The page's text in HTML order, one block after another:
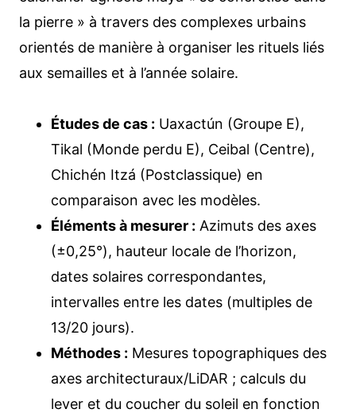
la pierre » à travers des complexes urbains
orientés de manière à organiser les rituels liés
aux semailles et à l’année solaire.
Études de cas : Uaxactún (Groupe E),
Tikal (Monde perdu E), Ceibal (Centre),
Chichén Itzá (Postclassique) en
comparaison avec les modèles.
Éléments à mesurer : Azimuts des axes
(±0,25°), hauteur locale de l’horizon,
dates solaires correspondantes,
intervalles entre les dates (multiples de
13/20 jours).
Méthodes : Mesures topographiques des
axes architecturaux/LiDAR ; calculs du
lever et du coucher du soleil en fonction